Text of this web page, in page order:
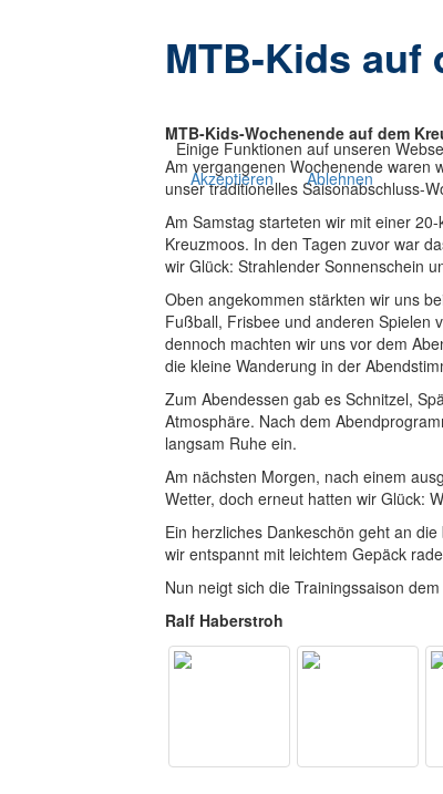
MTB-Kids auf
MTB-Kids-Wochenende auf dem
Am vergangenen Wochenende waren
unser traditionelles Saisonabschluss-
Am Samstag starteten wir mit einer
Kreuzmoos. In den Tagen zuvor war
wir Glück: Strahlender Sonnenschein
Oben angekommen stärkten wir uns
Fußball, Frisbee und anderen Spielen
dennoch machten wir uns vor dem
die kleine Wanderung in der
Zum Abendessen gab es Schnitzel,
Atmosphäre. Nach dem
langsam Ruhe ein.
Am nächsten Morgen, nach einem
Wetter, doch erneut hatten wir Glück:
Ein herzliches Dankeschön geht an
wir entspannt mit leichtem Gepäck
Nun neigt sich die Trainingssaison
Ralf Haberstroh
Einige Funktionen auf unseren
Akzeptieren
Ablehnen